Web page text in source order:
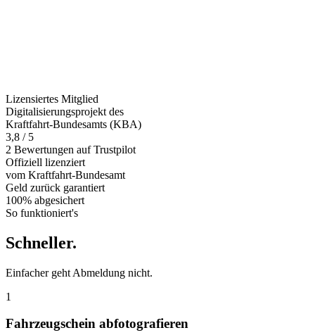
Lizensiertes Mitglied
Digitalisierungsprojekt des
Kraftfahrt-Bundesamts (KBA)
3,8 / 5
2 Bewertungen auf Trustpilot
Offiziell lizenziert
vom Kraftfahrt-Bundesamt
Geld zurück garantiert
100% abgesichert
So funktioniert's
Schneller.
Einfacher geht Abmeldung nicht.
1
Fahrzeugschein abfotografieren